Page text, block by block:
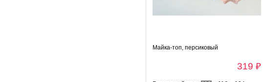
Майка-топ, персиковый
319 ₽